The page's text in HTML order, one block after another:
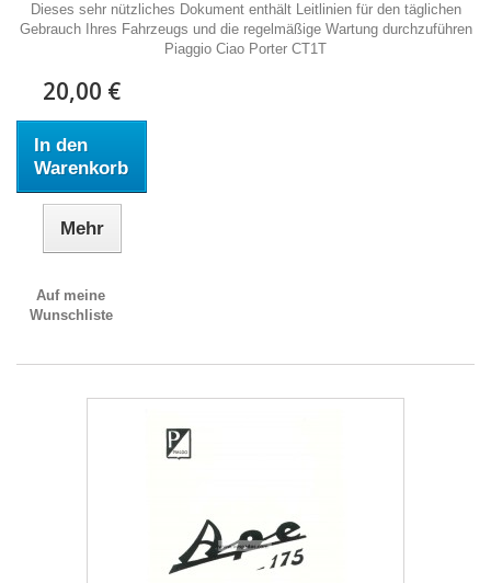
Dieses sehr nützliches Dokument enthält Leitlinien für den täglichen
Gebrauch Ihres Fahrzeugs und die regelmäßige Wartung durchzuführen
Piaggio Ciao Porter CT1T
20,00 €
In den
Warenkorb
Mehr
Auf meine
Wunschliste